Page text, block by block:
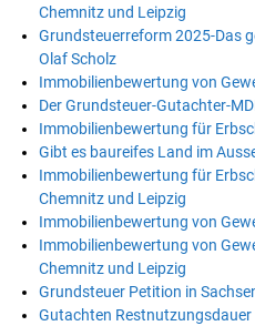
Chemnitz und Leipzig
Grundsteuerreform 2025-Das
Olaf Scholz
Immobilienbewertung von
Der Grundsteuer-Gutachter-
Immobilienbewertung für
Gibt es baureifes Land im
Immobilienbewertung für
Chemnitz und Leipzig
Immobilienbewertung von
Immobilienbewertung von
Chemnitz und Leipzig
Grundsteuer Petition in
Gutachten Restnutzungsdauer